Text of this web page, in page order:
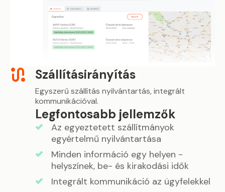
Szállításirányítás
Egyszerű szállítás nyilvántartás, integrált
kommunikációval.
Legfontosabb jellemzők
Az egyeztetett szállítmányok
egyértelmű nyilvántartása
Minden információ egy helyen -
helyszínek, be- és kirakodási idők
Integrált kommunikáció az ügyfelekkel